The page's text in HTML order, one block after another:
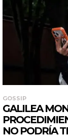
GOSSIP
GALILEA
NO PODRÍA